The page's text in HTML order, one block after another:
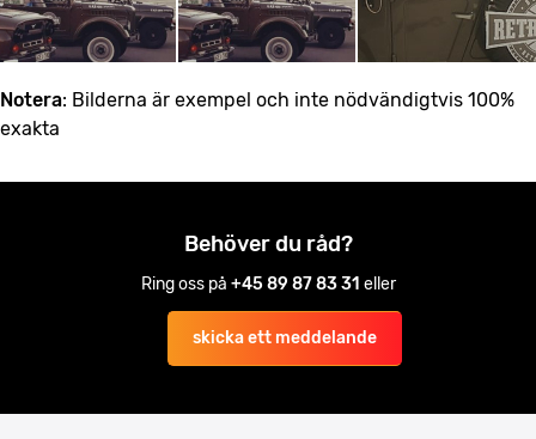
Notera: Bilderna är exempel och inte nödvändigtvis 100%
exakta
Behöver du råd?
Ring oss på +45 89 87 83 31 eller
skicka ett meddelande